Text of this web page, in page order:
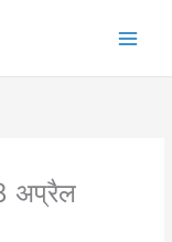
अप्रैल